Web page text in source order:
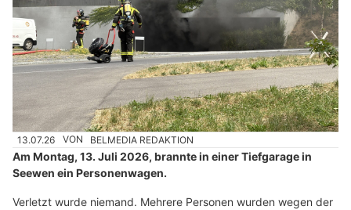
13.07.26 VON BELMEDIA REDAKTION
Am Montag, 13. Juli 2026, brannte in einer Tiefgarage in
Seewen ein Personenwagen.
Verletzt wurde niemand. Mehrere Personen wurden wegen der